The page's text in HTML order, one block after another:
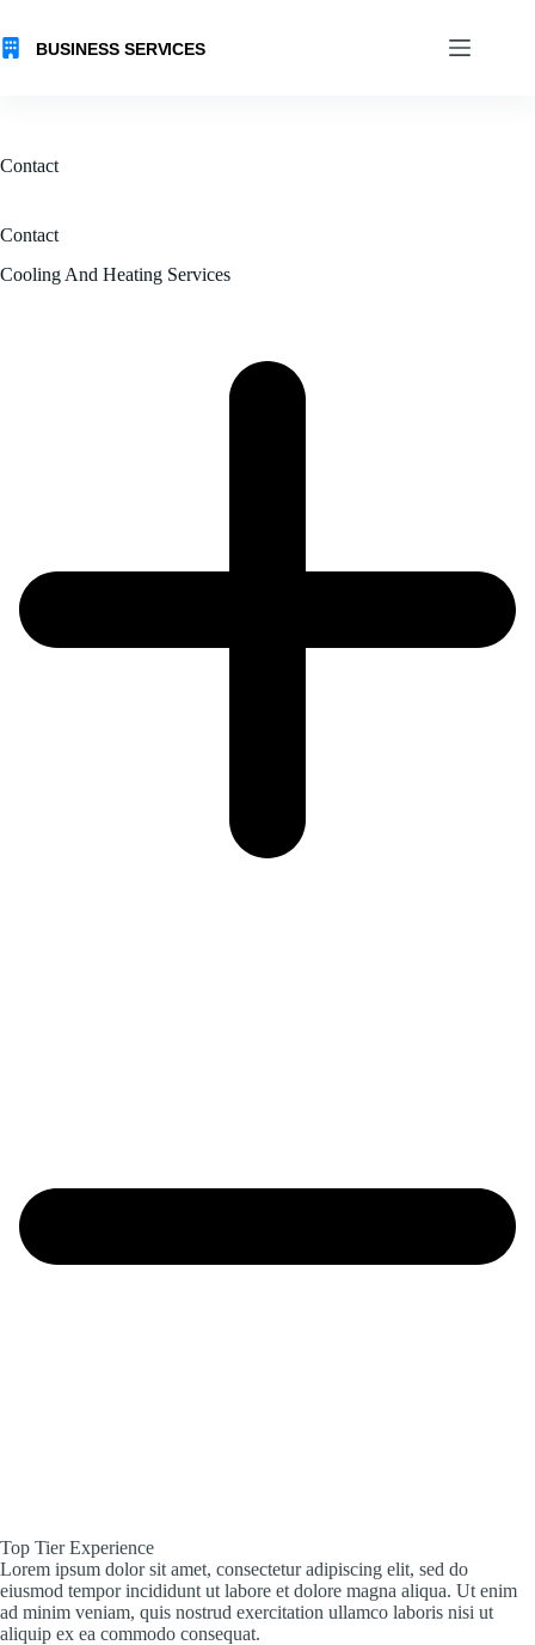
content
Contact
Contact
Cooling And Heating Services
Top Tier Experience
Lorem ipsum dolor sit amet, consectetur adipiscing elit, sed do
eiusmod tempor incididunt ut labore et dolore magna aliqua. Ut enim
ad minim veniam, quis nostrud exercitation ullamco laboris nisi ut
aliquip ex ea commodo consequat.